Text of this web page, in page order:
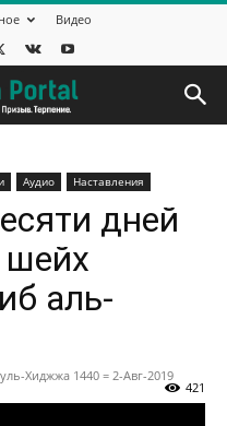
Видео
Аудио Наставления
дней
аль-
Хиджжа 1440 = 2-Авг-2019
421